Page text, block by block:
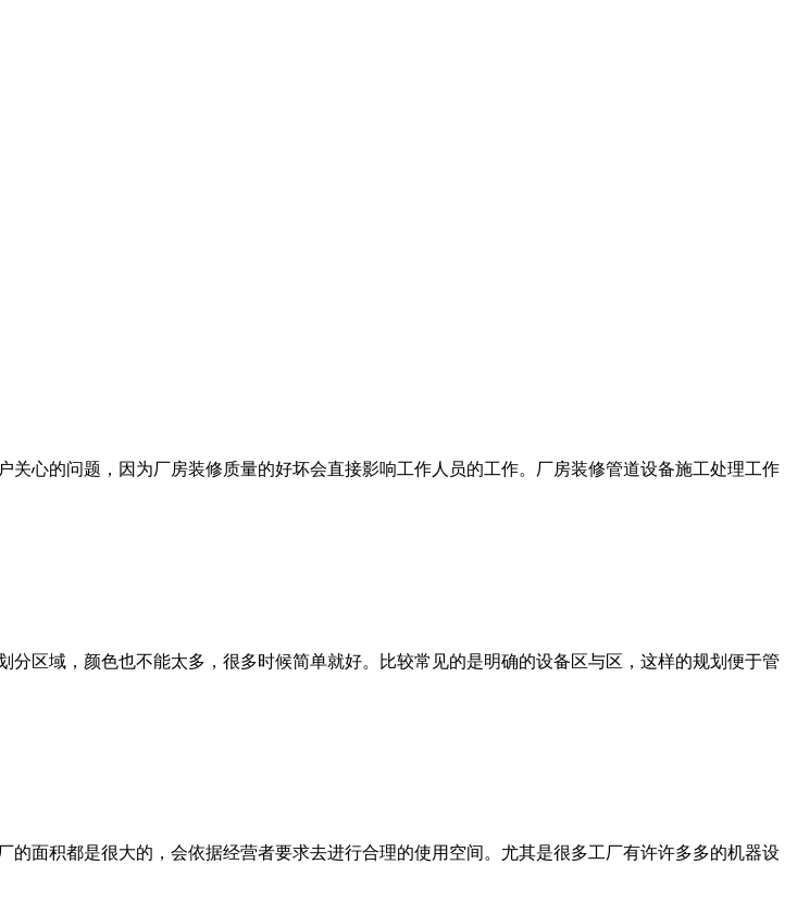
心的问题，因为厂房装修质量的好坏会直接影响工作人员的工作。厂房装修管道设备施工处理工作
区域，颜色也不能太多，很多时候简单就好。比较常见的是明确的设备区与区，这样的规划便于管
面积都是很大的，会依据经营者要求去进行合理的使用空间。尤其是很多工厂有许许多多的机器设